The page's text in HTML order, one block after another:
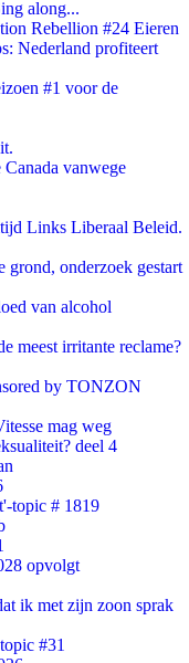
along...
Rebellion #24 Eieren
Nederland profiteert
#1 voor de
vanwege
Links Liberaal Beleid.
onderzoek gestart
van alcohol
meest irritante reclame?
by TONZON
mag weg
deel 4
topic # 1819
opvolgt
ik met zijn zoon sprak
#31